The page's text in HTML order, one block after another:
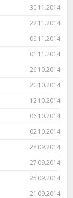
30.11.2014
22.11.2014
09.11.2014
01.11.2014
26.10.2014
20.10.2014
12.10.2014
06.10.2014
02.10.2014
28.09.2014
27.09.2014
25.09.2014
21.09.2014